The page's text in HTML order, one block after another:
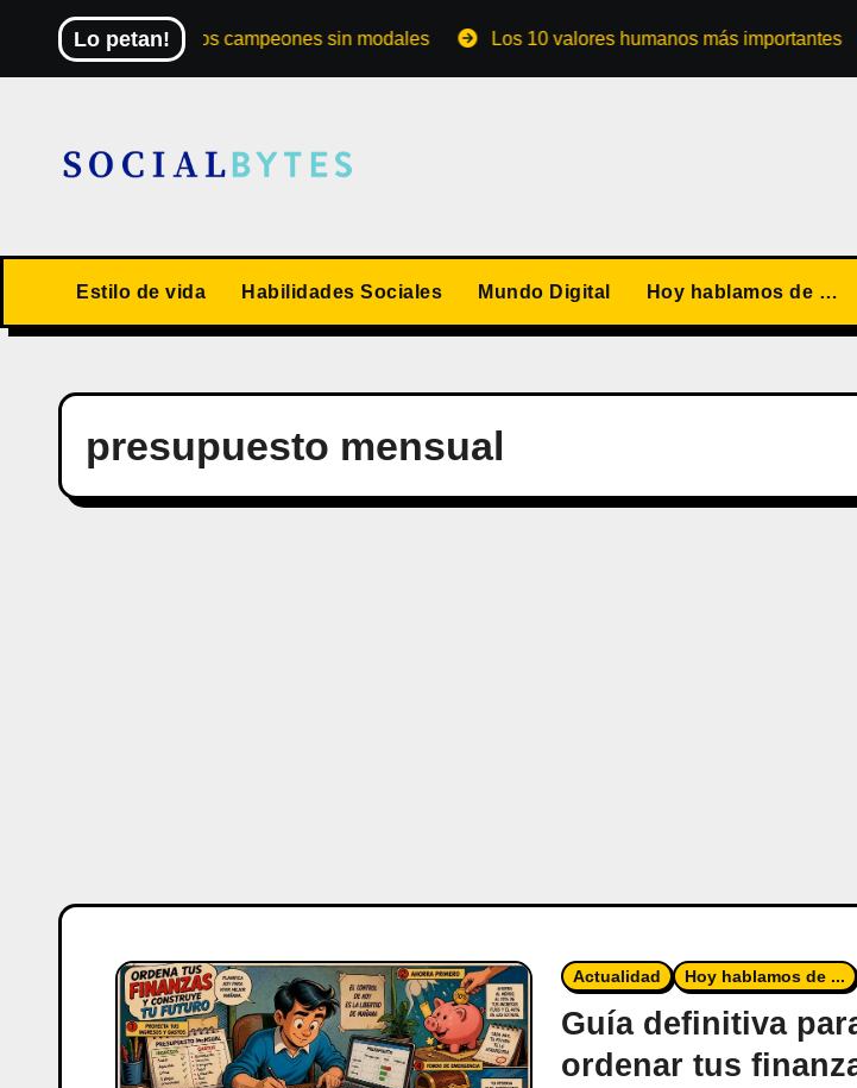
contenido
Lo petan!
El Mundial de los campeones sin modales Los 10 valores humanos más importantes
Estilo de vida Habilidades Sociales Mundo Digital Hoy hablamos de …
presupuesto mensual
Actualidad Hoy hablamos de ...
Guía definitiva
ordenar tus